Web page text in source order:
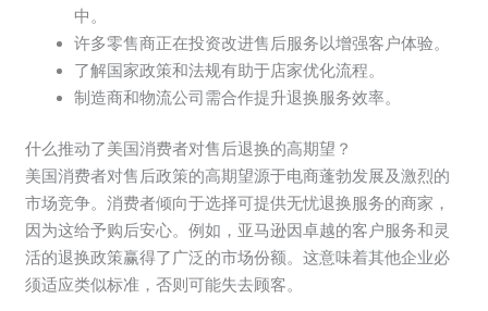
中。
许多零售商正在投资改进售后服务以增强客户体验。
了解国家政策和法规有助于店家优化流程。
制造商和物流公司需合作提升退换服务效率。
什么推动了美国消费者对售后退换的高期望？
美国消费者对售后政策的高期望源于电商蓬勃发展及激烈的
市场竞争。消费者倾向于选择可提供无忧退换服务的商家，
因为这给予购后安心。例如，亚马逊因卓越的客户服务和灵
活的退换政策赢得了广泛的市场份额。这意味着其他企业必
须适应类似标准，否则可能失去顾客。